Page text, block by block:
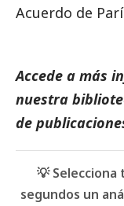
Acuerdo de
Accede a más
nuestra
de
💡
segundos un